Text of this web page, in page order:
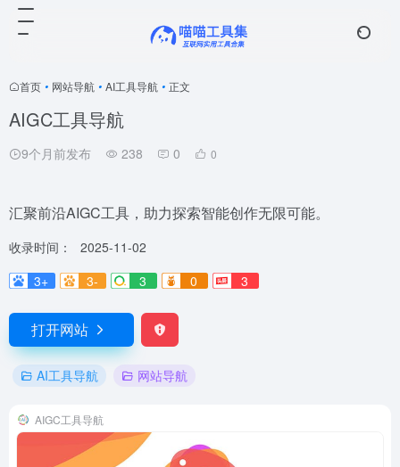
首页 • 网站导航 • AI工具导航 • 正文
AIGC工具导航
9个月前发布 238 0 0
汇聚前沿AIGC工具，助力探索智能创作无限可能。
收录时间：
2025-11-02
3+
3- 3 0 3
打开网站
AI工具导航 网站导航
AIGC工具导航